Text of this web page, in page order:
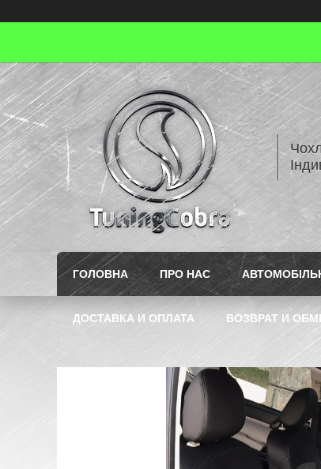
ГОЛОВНА ПРО НАС
ДОСТАВКА И ОПЛАТА ВОЗВРАТ И